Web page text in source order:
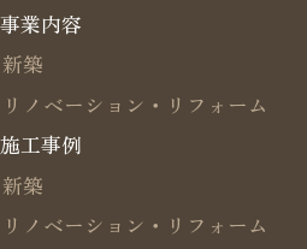
事業内容
新築
リノベーション・リフォーム
施工事例
新築
リノベーション・リフォーム